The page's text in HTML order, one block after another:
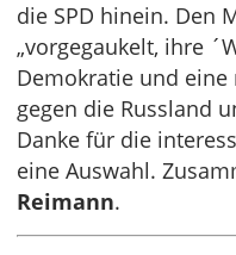
die SPD hinein. Den
„vorgegaukelt, ihre
Demokratie und
gegen die Russland
Danke für die
eine Auswahl.
Reimann.